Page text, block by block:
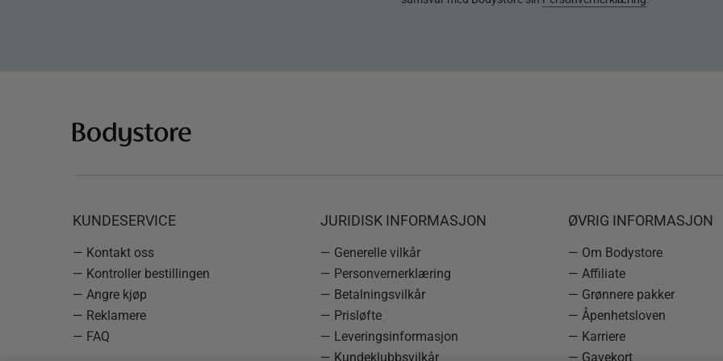
KUNDESERVICE
— Kontakt oss
— Kontroller bestillingen
— Angre kjøp
— Reklamere
— FAQ
JURIDISK INFORMASJON
— Generelle vilkår
— Personvernerklæring
— Betalningsvilkår
— Prisløfte
— Leveringsinformasjon
— Kundeklubbsvilkår
ØVRIG INFORMASJON
— Om Bodystore
— Affiliate
— Grønnere pakker
— Åpenhetsloven
— Karriere
— Gavekort